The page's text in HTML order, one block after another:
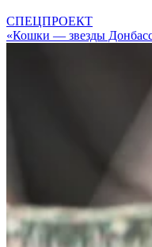
СПЕЦПРОЕКТ
«Кошки — звезды